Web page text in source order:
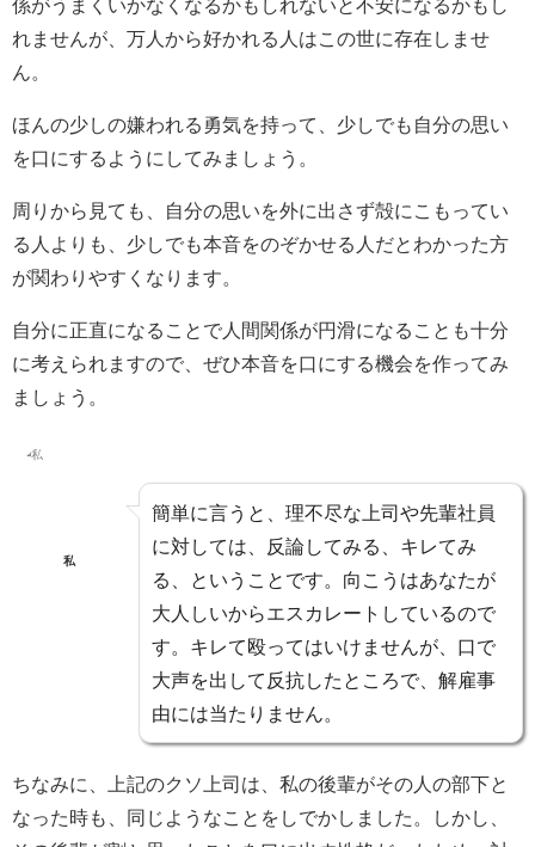
係がうまくいかなくなるかもしれないと不安になるかもし
れませんが、万人から好かれる人はこの世に存在しませ
ん。
ほんの少しの嫌われる勇気を持って、少しでも自分の思い
を口にするようにしてみましょう。
周りから見ても、自分の思いを外に出さず殻にこもってい
る人よりも、少しでも本音をのぞかせる人だとわかった方
が関わりやすくなります。
自分に正直になることで人間関係が円滑になることも十分
に考えられますので、ぜひ本音を口にする機会を作ってみ
ましょう。
私
簡単に言うと、理不尽な上司や先輩社員
に対しては、反論してみる、キレてみ
る、ということです。向こうはあなたが
大人しいからエスカレートしているので
す。キレて殴ってはいけませんが、口で
大声を出して反抗したところで、解雇事
由には当たりません。
ちなみに、上記のクソ上司は、私の後輩がその人の部下と
なった時も、同じようなことをしでかしました。しかし、